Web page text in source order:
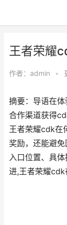
王者荣耀
作者： admin •
摘要：导语在
合作渠道获得
王者荣耀cdk在
奖励，还能避
入口位置、具
进,王者荣耀cdk